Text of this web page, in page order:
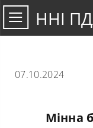
ННІ
07.10.2024
Мінна